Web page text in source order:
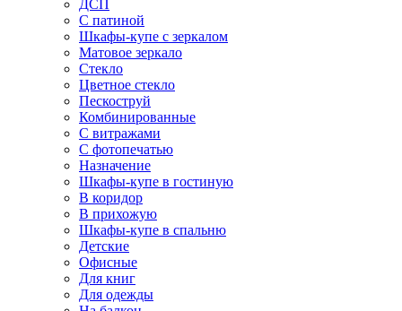
ДСП
С патиной
Шкафы-купе с зеркалом
Матовое зеркало
Стекло
Цветное стекло
Пескоструй
Комбинированные
С витражами
С фотопечатью
Назначение
Шкафы-купе в гостиную
В коридор
В прихожую
Шкафы-купе в спальню
Детские
Офисные
Для книг
Для одежды